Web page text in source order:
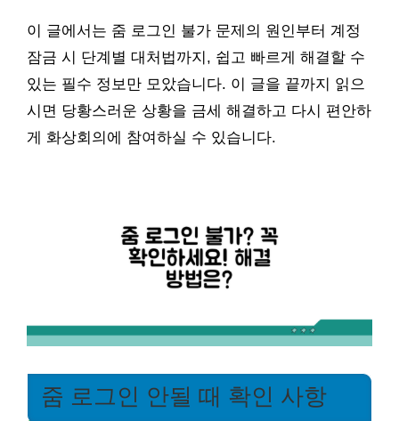
이 글에서는 줌 로그인 불가 문제의 원인부터 계정
잠금 시 단계별 대처법까지, 쉽고 빠르게 해결할 수
있는 필수 정보만 모았습니다. 이 글을 끝까지 읽으
시면 당황스러운 상황을 금세 해결하고 다시 편안하
게 화상회의에 참여하실 수 있습니다.
줌 로그인 안될 때 확인 사항